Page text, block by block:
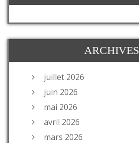
ARCHIVES
juillet 2026
juin 2026
mai 2026
avril 2026
mars 2026